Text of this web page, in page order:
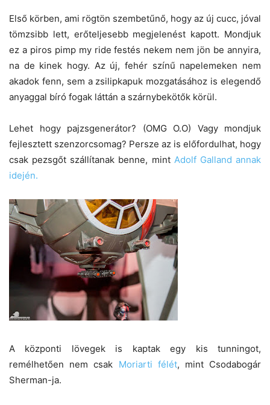
Első körben, ami rögtön szembetűnő, hogy az új cucc, jóval
tömzsibb lett, erőteljesebb megjelenést kapott. Mondjuk
ez a piros pimp my ride festés nekem nem jön be annyira,
na de kinek hogy. Az új, fehér színű napelemeken nem
akadok fenn, sem a zsilipkapuk mozgatásához is elegendő
anyaggal bíró fogak láttán a szárnybekötők körül.
Lehet hogy pajzsgenerátor? (OMG O.O) Vagy mondjuk
fejlesztett szenzorcsomag? Persze az is előfordulhat, hogy
csak pezsgőt szállítanak benne, mint Adolf Galland annak
idején.
A központi lövegek is kaptak egy kis tunningot,
remélhetően nem csak Moriarti félét, mint Csodabogár
Sherman-ja.